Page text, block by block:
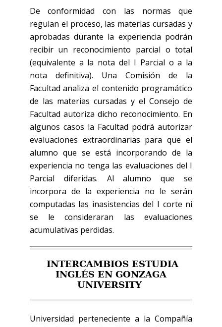
De conformidad con las normas que
regulan el proceso, las materias cursadas y
aprobadas durante la experiencia podrán
recibir un reconocimiento parcial o total
(equivalente a la nota del I Parcial o a la
nota definitiva). Una Comisión de la
Facultad analiza el contenido programático
de las materias cursadas y el Consejo de
Facultad autoriza dicho reconocimiento. En
algunos casos la Facultad podrá autorizar
evaluaciones extraordinarias para que el
alumno que se está incorporando de la
experiencia no tenga las evaluaciones del I
Parcial diferidas. Al alumno que se
incorpora de la experiencia no le serán
computadas las inasistencias del I corte ni
se le consideraran las evaluaciones
acumulativas perdidas.
INTERCAMBIOS ESTUDIA
INGLÉS EN GONZAGA
UNIVERSITY
Universidad perteneciente a la Compañía